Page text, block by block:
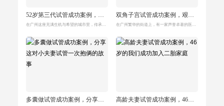
52岁第三代试管成功案例，高龄夫妻的生育之光
在广州这座充满生机与希望的城市里，传承生殖中心见证了无数家庭的喜悦与感动。在这个春季，一个特别的故事开始于一个高龄夫妻的案例，充满了挑战与温暖，他们的试管婴儿成
双角子宫试管成功案例，艰难求子之路终结于这家医院
在广州繁华的街道上，有一家声誉卓著的医院——广州传承生殖中心。这里不仅是无数家庭追求幸福的地方，更是一座希望的灯塔。24岁的林静（化名）就是在这里找到了属于她的
多囊做试管成功案例，分享这对小夫妻试管一次抱俩的故事 高龄夫妻试管成功案例，46岁的我们成功加入二胎家庭